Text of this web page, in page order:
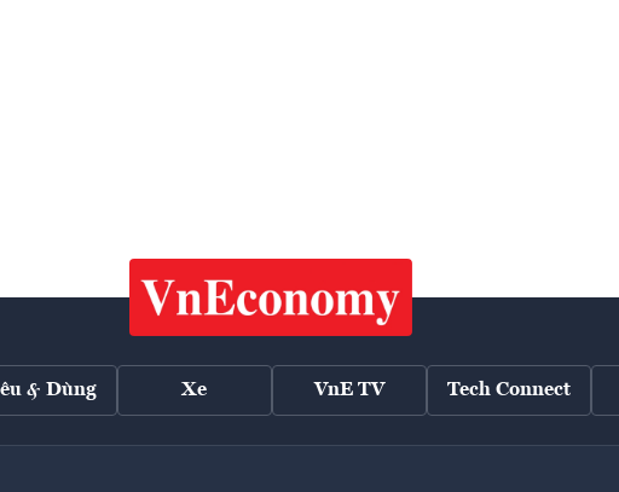
& Dùng Xe VnE TV Tech Connect